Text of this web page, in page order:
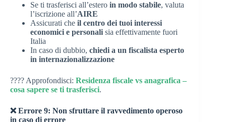
Se ti trasferisci all’estero in modo stabile, valuta
l’iscrizione all’AIRE
Assicurati che il centro dei tuoi interessi
economici e personali sia effettivamente fuori
Italia
In caso di dubbio, chiedi a un fiscalista esperto
in internazionalizzazione
???? Approfondisci: Residenza fiscale vs anagrafica –
cosa sapere se ti trasferisci.
❌ Errore 9: Non sfruttare il ravvedimento operoso
in caso di errore